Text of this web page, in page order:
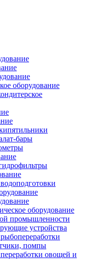
оборудование
бары
оборудование
промышленности
устройства
помпы
овощей и